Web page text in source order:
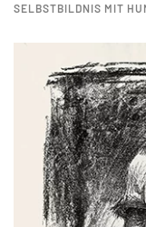
SELBSTBILDNIS MIT